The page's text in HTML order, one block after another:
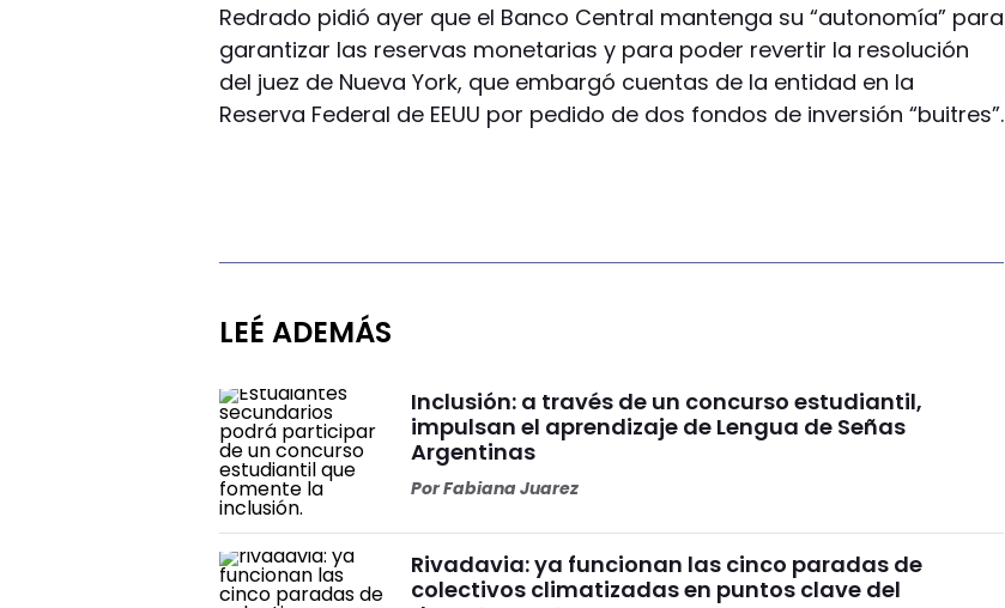
Redrado pidió ayer que el Banco Central mantenga su “autonomía” para
garantizar las reservas monetarias y para poder revertir la resolución
del juez de Nueva York, que embargó cuentas de la entidad en la
Reserva Federal de EEUU por pedido de dos fondos de inversión “buitres”.
LEÉ ADEMÁS
Inclusión: a través de un concurso estudiantil,
impulsan el aprendizaje de Lengua de Señas
Argentinas
PorFabiana Juarez
Rivadavia: ya funcionan las cinco paradas de
colectivos climatizadas en puntos clave del